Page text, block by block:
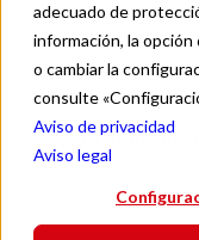
adecuado de
información, la
o cambiar la
consulte
Aviso de privacidad
Aviso legal
compra que
y acceso
empresa, y la
sobre tus
están todos los
empezar!